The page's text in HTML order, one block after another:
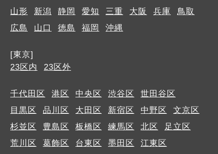
山形
新潟 静岡 愛知 三重 大阪 兵庫
鳥取
広島
山口 徳島 福岡 沖縄
[東京]
23区内
23区外
千代田区 港区 中央区 渋谷区
世田谷区
目黒区
品川区 大田区 新宿区 中野区
文京区
杉並区
豊島区 板橋区 練馬区 北区
足立区
荒川区
葛飾区 台東区 墨田区
江東区